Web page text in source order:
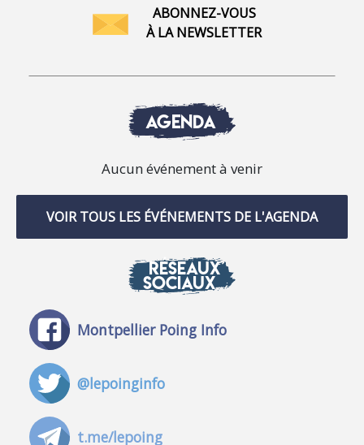
ABONNEZ-VOUS
À LA NEWSLETTER
AGENDA
Aucun événement à venir
VOIR TOUS LES ÉVÉNEMENTS DE L'AGENDA
RÉSEAUX
SOCIAUX
Montpellier Poing Info
@lepoinginfo
t.me/lepoing